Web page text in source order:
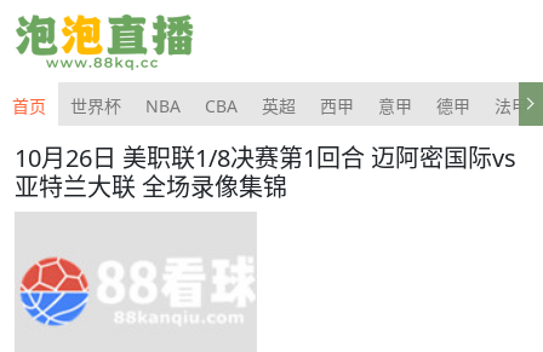
首页 世界杯 NBA CBA 英超 西甲 意甲 德甲 法甲
10月26日 美职联1/8决赛第1回合 迈阿密国际vs
亚特兰大联 全场录像集锦